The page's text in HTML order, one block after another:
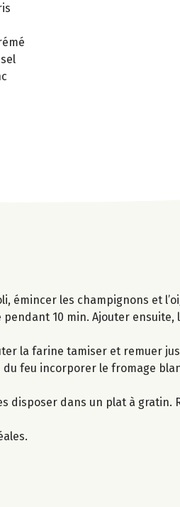
émincer les champignons et
10 min. Ajouter
la farine tamiser et remuer
feu incorporer le fromage
disposer dans un plat à gratin.